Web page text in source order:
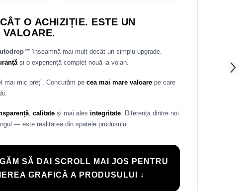
O ACHIZIȚIE. ESTE UN
VALOARE.
înseamnă mai mult decât un simplu upgrade.
și o experiență complet nouă la volan.
mai mic preț”. Concurăm pe cea mai mare valoare pe care
, calitate și mai ales integritate. Diferența dintre noi
— este realitatea din spatele produsului.
SĂ DAI SCROLL MAI JOS PENTRU
GRAFICĂ A PRODUSULUI ↓